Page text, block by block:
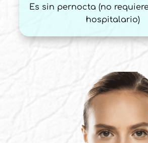
Es sin pernocta(no
hospitalario)